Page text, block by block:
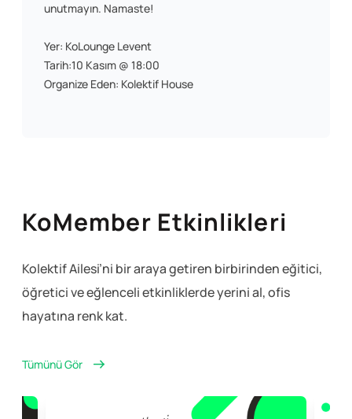
unutmayın. Namaste!
Yer: KoLounge Levent
Tarih:10 Kasım @ 18:00
Organize Eden: Kolektif House
KoMember Etkinlikleri
Kolektif Ailesi’ni bir araya getiren birbirinden eğitici,
öğretici ve eğlencelietkinliklerde yerini al, ofis
hayatına renk kat.
Tümünü Gör